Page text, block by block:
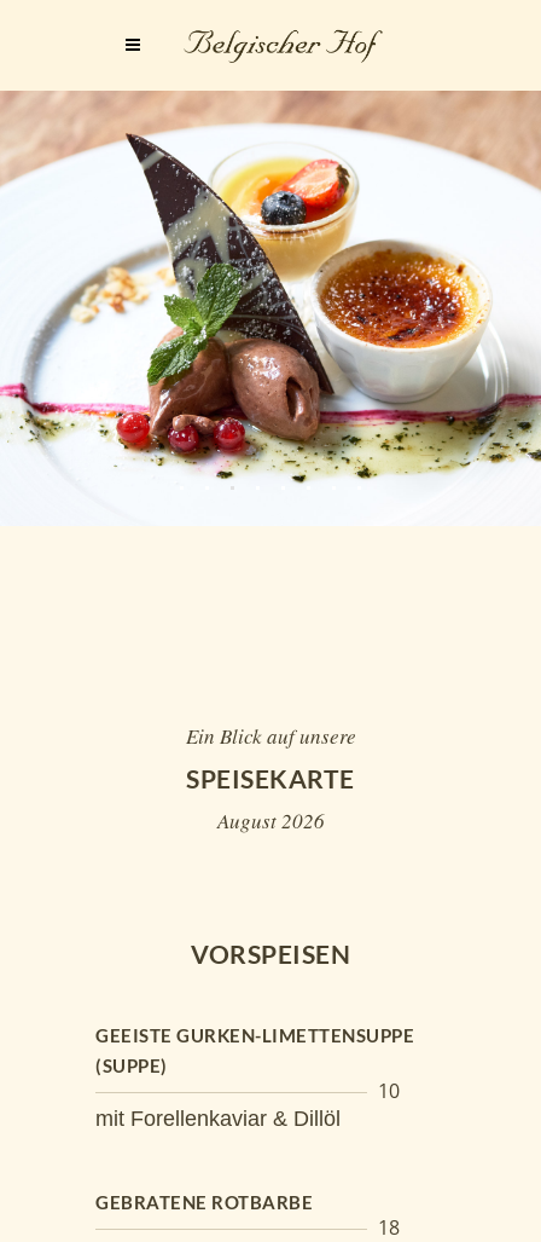
Ein Blick auf unsere
SPEISEKARTE
August 2026
VORSPEISEN
GEEISTE GURKEN-LIMETTENSUPPE
(SUPPE)
10
mit Forellenkaviar & Dillöl
GEBRATENE ROTBARBE
18